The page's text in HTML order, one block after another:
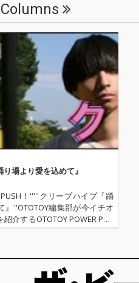
ウ
こ
口
リリース。 ライブハウ
スツアー2026「あのこ
ろ一番熱いのは君の口
の中だった」ととも
に、バンドの現在を提
示する。
場より愛を込めて』
PUSH！'''''クリープハイプ『踊
』''OTOTOY編集部が今イチオ
介するOTOTOY POWER PUS
を中心に活動する4人組バン